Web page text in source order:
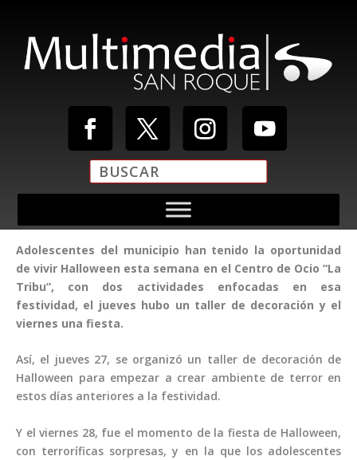
Adolescentes del municipio han tenido la oportunidad
de vivir Halloween esta semana en el Centro de Ocio “La
Tribu”, con dos actividades enfocadas en esa
festividad, el jueves hubo un taller de decoración y el
viernes una fiesta.
Así, el jueves 27, se organizó un taller de decoración de
Halloween para empezar a crear ambiente de terror en
estos días anteriores a la festividad.
Y el viernes 28, fue el momento de la fiesta de Halloween,
con terroríficas sorpresas, y en la que los adolescentes